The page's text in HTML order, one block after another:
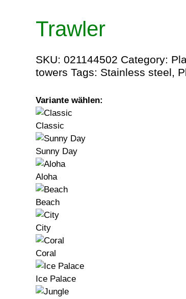
Trawler
SKU: 021144502 Category:
towers Tags: Stainless steel,
Variante wählen:
Classic
Sunny Day
Aloha
Beach
City
Coral
Ice Palace